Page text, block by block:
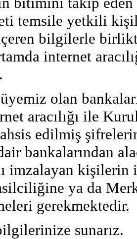
temsile yetkili
bilgilerle
internet
olan
aracılığı ile
edilmiş
bankalarından
imzalayan
ya da
gerekmektedir.
sunarız.